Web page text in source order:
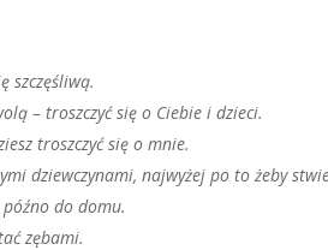
szczęśliwą.
– troszczyć się o Ciebie i dzieci.
troszczyć się o mnie.
dziewczynami, najwyżej po to żeby
do domu.
zębami.